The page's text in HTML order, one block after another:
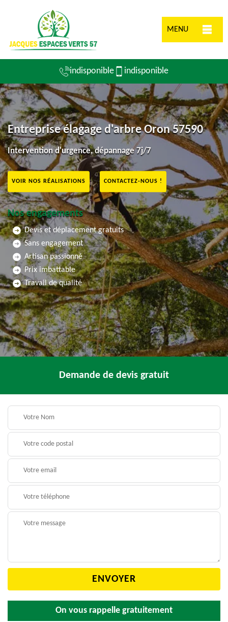
MENU
indisponible indisponible
Entreprise élagage d'arbre Oron 57590
Intervention d'urgence, dépannage 7j/7
VOIR NOS RÉALISATIONS CONTACTEZ-NOUS !
Nos engagements
Devis et déplacement gratuits
Sans engagement
Artisan passionné
Prix imbattable
Travail de qualité
Demande de devis gratuit
On vous rappelle gratuitement